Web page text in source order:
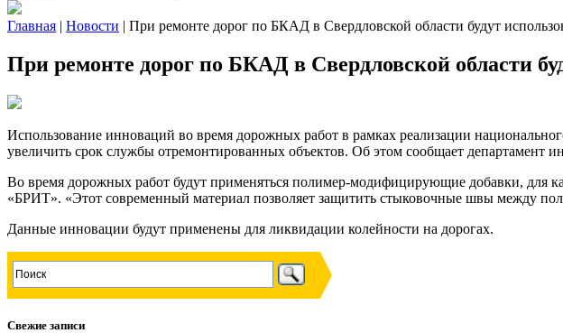
Главная | Новости | При ремонте дорог по БКАД в Свердловской области будут
При ремонте дорог по БКАД в Свердловской области
Использование инноваций во время дорожных работ в рамках реализации
увеличить срок службы отремонтированных объектов. Об этом сообщает департамент
Во время дорожных работ будут применяться полимер-модифицирующие добавки,
«БРИТ». «Этот современный материал позволяет защитить стыковочные швы между
Данные инновации будут применены для ликвидации колейности на дорогах.
Свежие записи